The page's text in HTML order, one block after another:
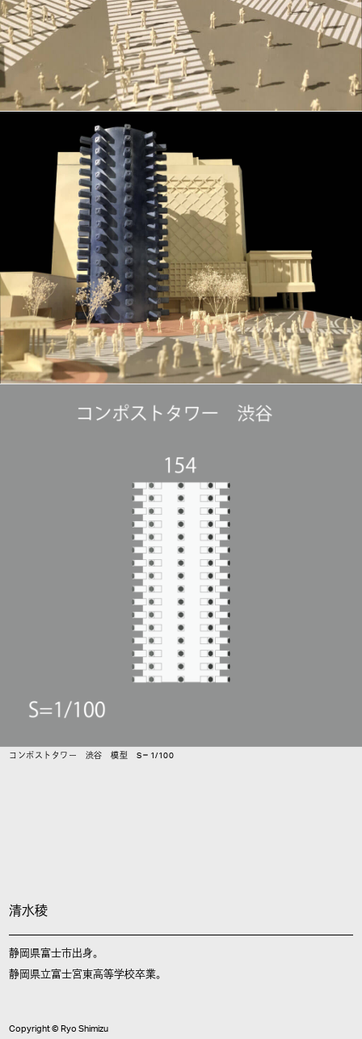
コンポストタワー 渋谷 模型 S＝1/100
清水稜
静岡県富士市出身。
静岡県立富士宮東高等学校卒業。
Copyright © Ryo Shimizu